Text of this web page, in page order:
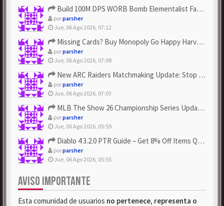
Build 100M DPS WORB Bomb Elementalist Fast - Grab POE Curren...
porparsher
Jue, 06 Ago 2026, 07:12
Missing Cards? Buy Monopoly Go Happy Harvest with Looney Tun...
porparsher
Jue, 06 Ago 2026, 07:08
New ARC Raiders Matchmaking Update: Stop Failed - Grab Bluep...
porparsher
Jue, 06 Ago 2026, 07:03
MLB The Show 26 Championship Series Update! Get Cheap & ...
porparsher
Jue, 06 Ago 2026, 05:59
Diablo 4 3.2.0 PTR Guide – Get 8% Off Items Quickly to Test ...
porparsher
Jue, 06 Ago 2026, 05:55
AVISO IMPORTANTE
Esta comunidad de usuarios no pertenece, representa o